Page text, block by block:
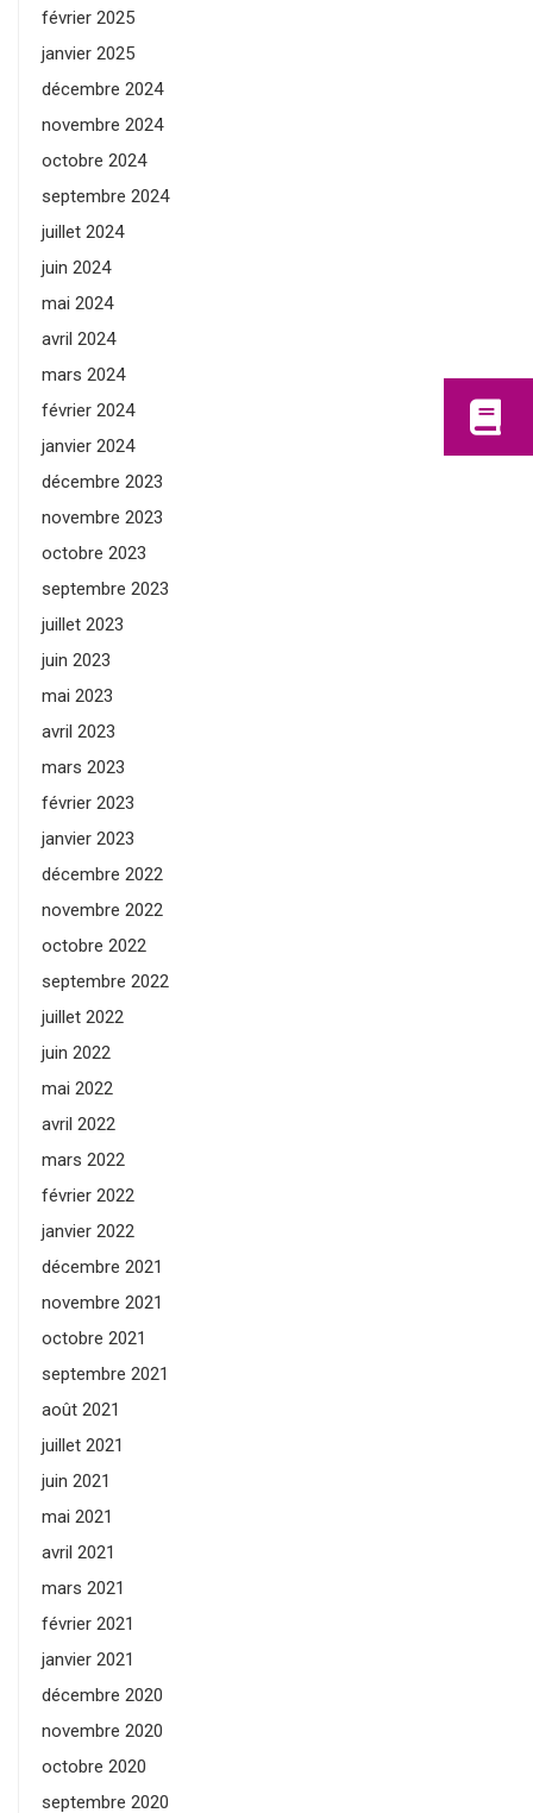
février 2025
janvier 2025
décembre 2024
novembre 2024
octobre 2024
septembre 2024
juillet 2024
juin 2024
mai 2024
avril 2024
mars 2024
février 2024
janvier 2024
décembre 2023
novembre 2023
octobre 2023
septembre 2023
juillet 2023
juin 2023
mai 2023
avril 2023
mars 2023
février 2023
janvier 2023
décembre 2022
novembre 2022
octobre 2022
septembre 2022
juillet 2022
juin 2022
mai 2022
avril 2022
mars 2022
février 2022
janvier 2022
décembre 2021
novembre 2021
octobre 2021
septembre 2021
août 2021
juillet 2021
juin 2021
mai 2021
avril 2021
mars 2021
février 2021
janvier 2021
décembre 2020
novembre 2020
octobre 2020
septembre 2020